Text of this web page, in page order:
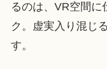
るのは、VR空間に
ク。虚実入り混じ
す。